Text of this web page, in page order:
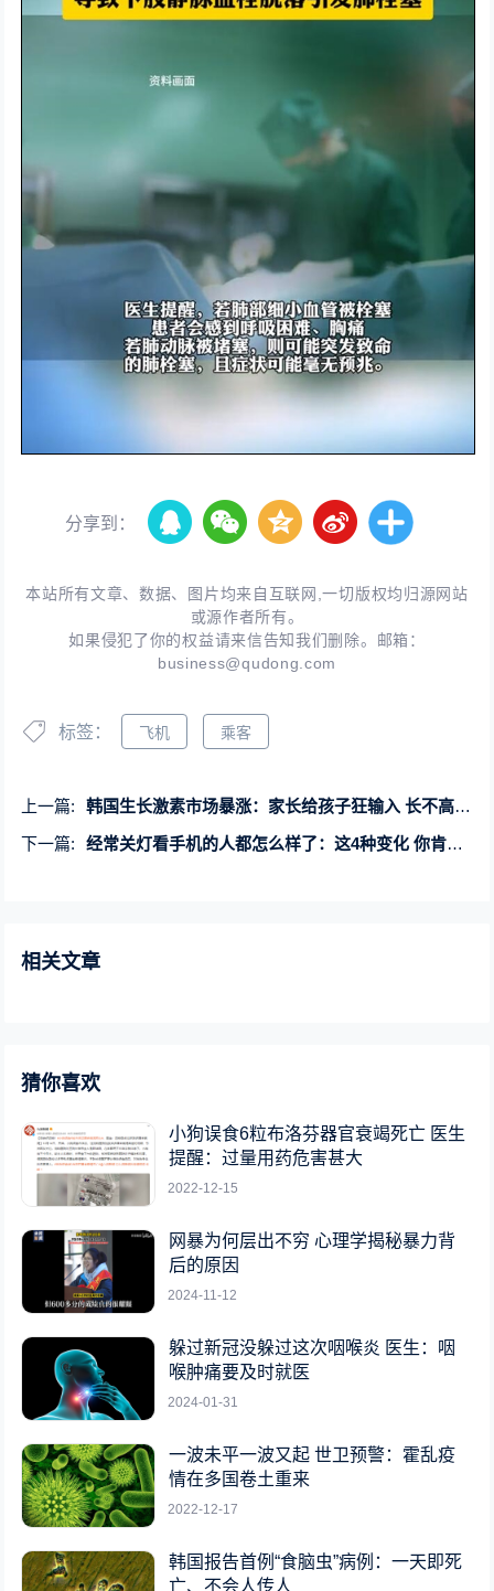
分享到：
本站所有文章、数据、图片均来自互联网,一切版权均归源网站
或源作者所有。
如果侵犯了你的权益请来信告知我们删除。邮箱：
business@qudong.com
标签： 飞机 乘客
上一篇:
韩国生长激素市场暴涨：家长给孩子狂输入 长不高要被社会歧视
下一篇:
经常关灯看手机的人都怎么样了：这4种变化 你肯定想不到
相关文章
猜你喜欢
小狗误食6粒布洛芬器官衰竭死亡 医生
提醒：过量用药危害甚大
2022-12-15
网暴为何层出不穷 心理学揭秘暴力背
后的原因
2024-11-12
躲过新冠没躲过这次咽喉炎 医生：咽
喉肿痛要及时就医
2024-01-31
一波未平一波又起 世卫预警：霍乱疫
情在多国卷土重来
2022-12-17
韩国报告首例“食脑虫”病例：一天即死
亡、不会人传人